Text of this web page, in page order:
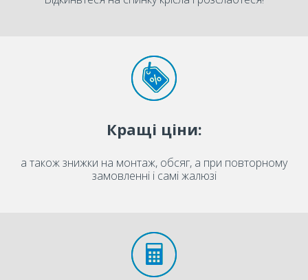
Кращі ціни:
а також знижки на монтаж, обсяг, а при повторному
замовленні і самі жалюзі